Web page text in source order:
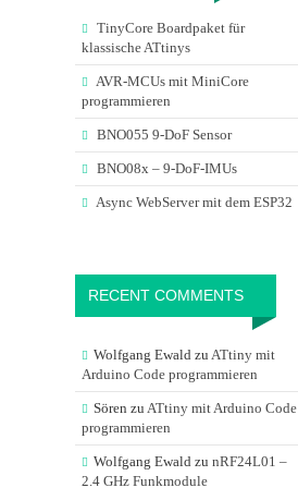
TinyCore Boardpaket für
klassische ATtinys
AVR-MCUs mit MiniCore
programmieren
BNO055 9-DoF Sensor
BNO08x – 9-DoF-IMUs
Async WebServer mit dem ESP32
RECENT COMMENTS
Wolfgang Ewaldzu ATtiny mit
Arduino Code programmieren
Sören zu ATtiny mit Arduino Code
programmieren
Wolfgang Ewaldzu nRF24L01 –
2.4 GHz Funkmodule